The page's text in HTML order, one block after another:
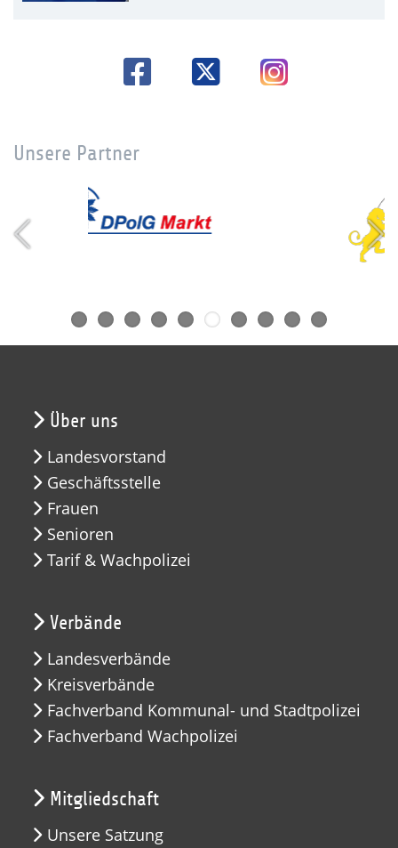
Unsere Partner
Über uns
Landesvorstand
Geschäftsstelle
Frauen
Senioren
Tarif & Wachpolizei
Verbände
Landesverbände
Kreisverbände
Fachverband Kommunal- und Stadtpolizei
Fachverband Wachpolizei
Mitgliedschaft
Unsere Satzung